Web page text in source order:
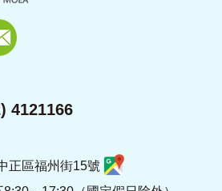
4121166
正區福州街15號